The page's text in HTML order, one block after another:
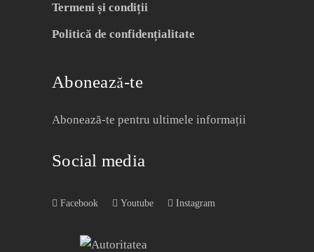
Termeni și condiții
Politică de confidențialitate
Abonează-te
Abonează-te pentru ultimele informații
Social media
Facebook Youtube Instagram